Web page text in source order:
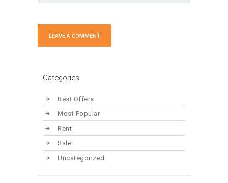
Categories
Best Offers
Most Popular
Rent
Sale
Uncategorized